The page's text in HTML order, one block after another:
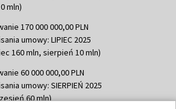
mln)
170 000 000,00 PLN
umowy: LIPIEC 2025
160 mln, sierpień 10 mln)
60 000 000,00 PLN
umowy: SIERPIEŃ 2025
60 mln)